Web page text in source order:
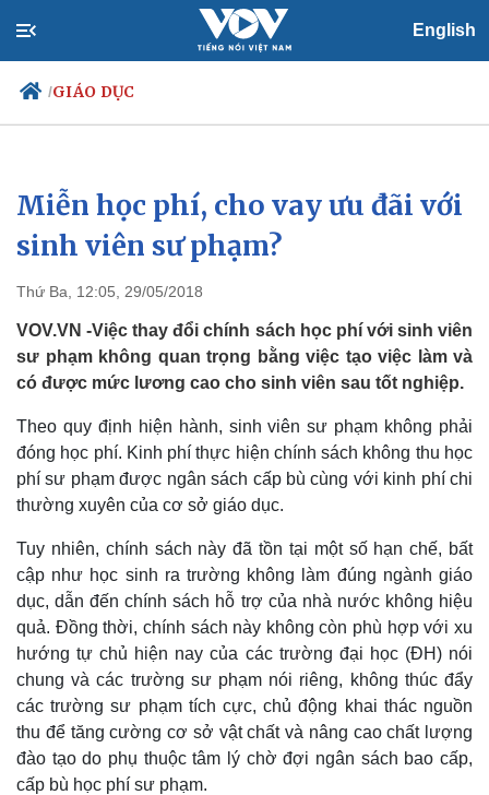
English
/GIÁO DỤC
Chính trị
Đảng
Tổ chức nhân sự
Nhận diện sự thật
Xã hội
Tin 24h
Dự báo thời tiết
Việc làm
Biển đảo
Miễn học phí, cho vay ưu đãi với
sinh viên sư phạm?
Thứ Ba, 12:05, 29/05/2018
VOV.VN -Việc thay đổi chính sách học phí với sinh viên
sư phạm không quan trọng bằng việc tạo việc làm và
có được mức lương cao cho sinh viên sau tốt nghiệp.
Theo quy định hiện hành, sinh viên sư phạm không phải
đóng học phí. Kinh phí thực hiện chính sách không thu học
phí sư phạm được ngân sách cấp bù cùng với kinh phí chi
thường xuyên của cơ sở giáo dục.
Tuy nhiên, chính sách này đã tồn tại một số hạn chế, bất
cập như học sinh ra trường không làm đúng ngành giáo
dục, dẫn đến chính sách hỗ trợ của nhà nước không hiệu
quả. Đồng thời, chính sách này không còn phù hợp với xu
hướng tự chủ hiện nay của các trường đại học (ĐH) nói
chung và các trường sư phạm nói riêng, không thúc đẩy
các trường sư phạm tích cực, chủ động khai thác nguồn
thu để tăng cường cơ sở vật chất và nâng cao chất lượng
đào tạo do phụ thuộc tâm lý chờ đợi ngân sách bao cấp,
cấp bù học phí sư phạm.